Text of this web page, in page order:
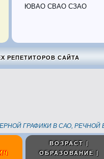
ЮВАО СВАО СЗАО
РЕПЕТИТОРОВ САЙТА
ГРАФИКИ В САО, РЕЧНОЙ
ВОЗРАСТ |
ОБРАЗОВАНИЕ |